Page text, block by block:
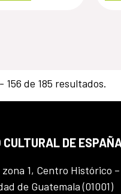
de 185 resultados.
CULTURAL DE
1, Centro Histórico
de Guatemala (01001)